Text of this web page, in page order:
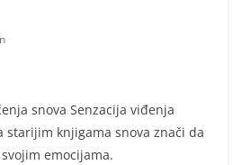
snova Senzacija viđenja
starijim knjigama snova znači da
emocijama.